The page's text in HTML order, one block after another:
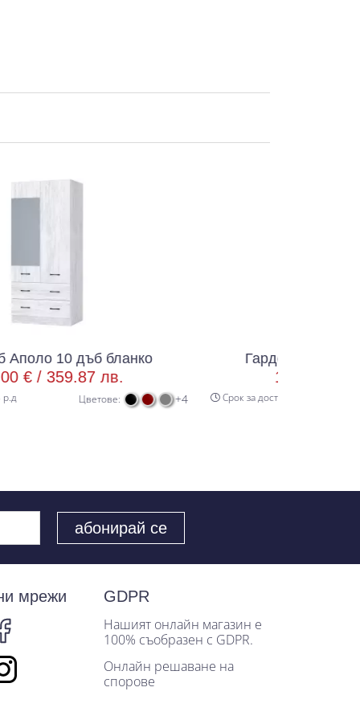
бланко
лв.
+4
Гардероб Аполо 10 дъб
359.87 лв.
Срок за доставка 8 р.д
мрежи
GDPR
Нашият онлайн магазин е
100% съобразен с GDPR.
Онлайн решаване на
спорове